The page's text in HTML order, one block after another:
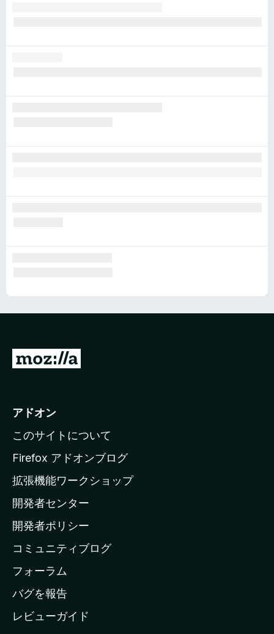
M
i
l
a
ホ
ー
ム
ー
ジ
へ
アドオン
このサイトについて
Firefox アドオンブログ
拡張機能ワークショップ
開発者センター
開発者ポリシー
コミュニティブログ
フォーラム
バグを報告
レビューガイド